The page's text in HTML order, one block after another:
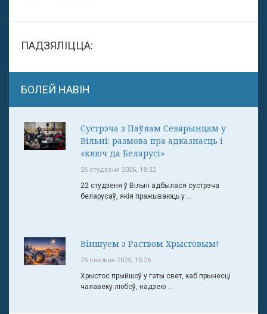
ПАДЗЯЛІЦЦА:
БОЛЕЙ НАВІН
Сустрэча з Паўлам Севярынцам у
Вільні: размова пра адказнасць і
«ключ да Беларусі»
26 студзеня 2026, 18:32
22 студзеня ў Вільні адбылася сустрэча
беларусаў, якія пражываюць у ...
Віншуем з Раством Хрыстовым!
25 снежня 2025, 15:26
Хрыстос прыйшоў у гэты свет, каб прынесці
чалавеку любоў, надзею ...